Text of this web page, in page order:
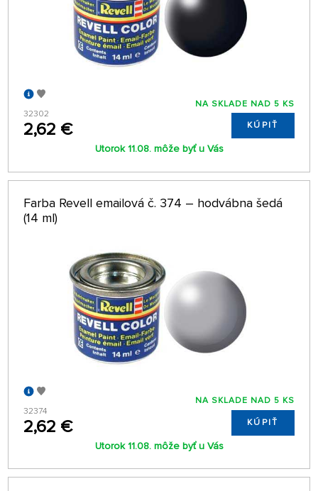
32302
2,62 €
NA SKLADE NAD 5 KS
KÚPIŤ
Utorok 11.08. môže byť u Vás
Farba Revell emailová č. 374 – hodvábna šedá
(14 ml)
32374
2,62 €
NA SKLADE NAD 5 KS
KÚPIŤ
Utorok 11.08. môže byť u Vás